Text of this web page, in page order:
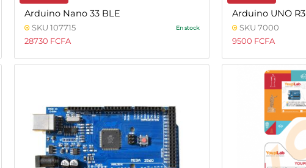
Arduino Nano 33 BLE
SKU 107715 En stock
28730 FCFA
Arduino UNO R3
SKU 7000
9500 FCFA